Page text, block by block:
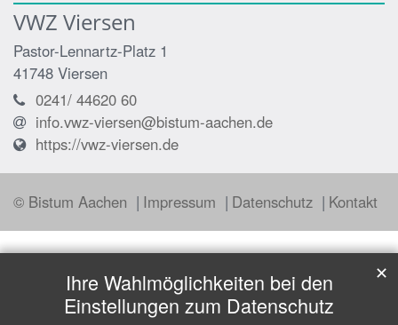
VWZ Viersen
Pastor-Lennartz-Platz 1
41748 Viersen
0241/ 44620 60
info.vwz-viersen@bistum-aachen.de
https://vwz-viersen.de
© Bistum Aachen Impressum Datenschutz Kontakt
Ihre Wahlmöglichkeiten bei den
Einstellungen zum Datenschutz
✕